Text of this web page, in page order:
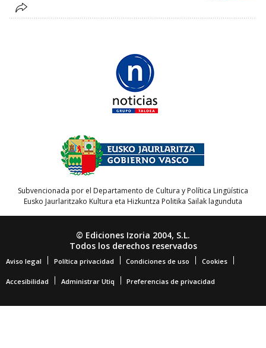
Subvencionada por el Departamento de Cultura y Política Lingüística
Eusko Jaurlaritzako Kultura eta Hizkuntza Politika Sailak lagunduta
© Ediciones Izoria 2004, S.L.
Todos los derechos reservados
Aviso legal Política privacidad Condiciones de uso Cookies
Accesibilidad Administrar Utiq Preferencias de privacidad